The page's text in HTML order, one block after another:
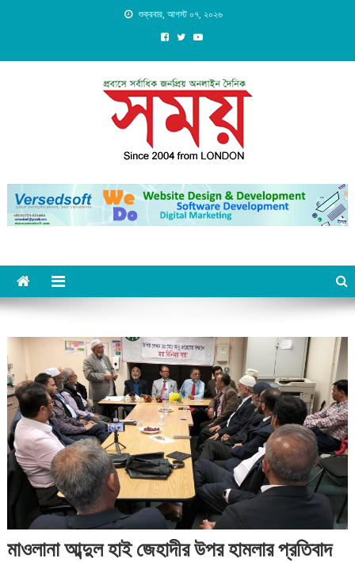
শুক্রবার, আগস্ট ০৭, ২০২৬
Daily Shomoy, Since 2004
from LONDON
মাওলানা আব্দুল হাই জেহাদীর উপর হামলার প্রতিবাদ